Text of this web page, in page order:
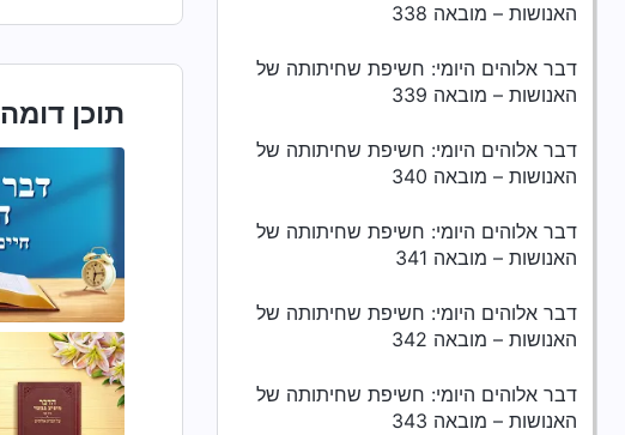
האנושות – מובאה 338
דבר אלוהים היומי: חשיפת שחיתותה של
האנושות – מובאה 339
דבר אלוהים היומי: חשיפת שחיתותה של
האנושות – מובאה 340
דבר אלוהים היומי: חשיפת שחיתותה של
האנושות – מובאה 341
דבר אלוהים היומי: חשיפת שחיתותה של
האנושות – מובאה 342
דבר אלוהים היומי: חשיפת שחיתותה של
האנושות – מובאה 343
תוכן דומה